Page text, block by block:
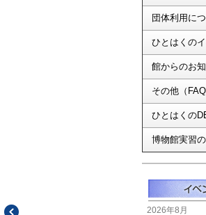
団体利用に
ひとはくの
館からのお
その他（
ひとはくの
博物館実習
2026年8月